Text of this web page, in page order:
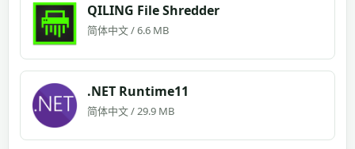
QILING File Shredder
简体中文 / 6.6 MB
.NET Runtime11
简体中文 / 29.9 MB